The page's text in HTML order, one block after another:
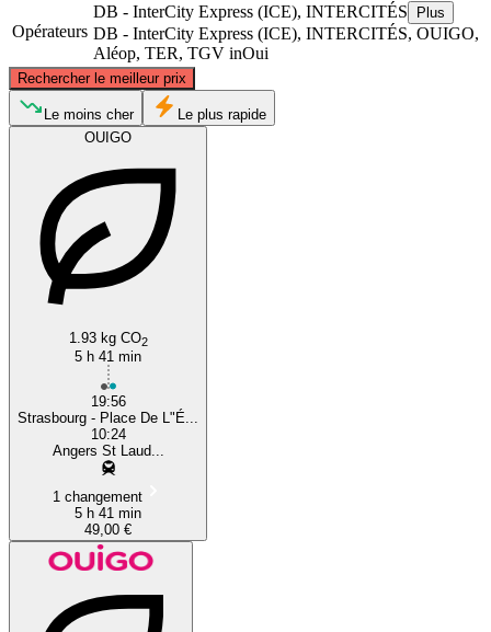
Opérateurs
DB - InterCity Express (ICE), INTERCITÉS Plus
DB - InterCity Express (ICE), INTERCITÉS, OUIGO,
Aléop, TER, TGV inOui
Rechercher le meilleur prix
Angers
©CARTO
Le moins cher
Le plus rapide
OUIGO
1.93 kg CO2
5 h 41 min
19:56
Strasbourg - Place De L"É...
10:24
Angers St Laud...
1 changement
5 h 41 min
49,00 €